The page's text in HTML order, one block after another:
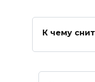
К чему